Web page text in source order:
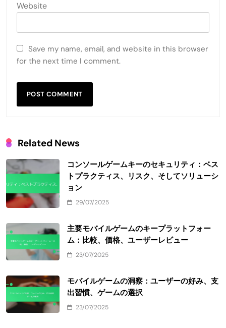
Website
Save my name, email, and website in this browser
for the next time I comment.
Related News
コンソールゲームキーのセキュリティ：ベス
トプラクティス、リスク、そしてソリューシ
ョン
29/07/2025
主要モバイルゲームのキープラットフォー
ム：比較、価格、ユーザーレビュー
23/07/2025
モバイルゲームの洞察：ユーザーの好み、支
出習慣、ゲームの選択
23/07/2025